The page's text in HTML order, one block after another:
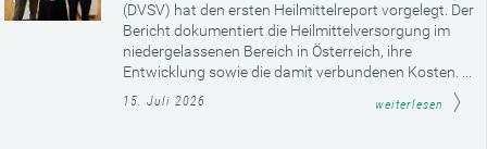
(DVSV) hat den ersten Heilmittelreport vorgelegt. Der
Bericht dokumentiert die Heilmittelversorgung im
niedergelassenen Bereich in Österreich, ihre
Entwicklung sowie die damit verbundenen Kosten. ...
15. Juli 2026 weiterlesen